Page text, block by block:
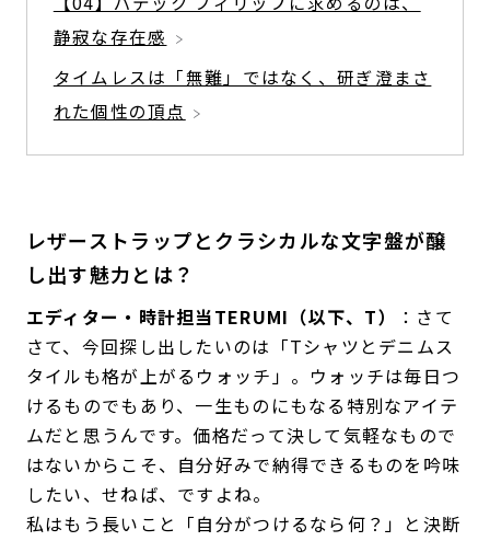
静寂な存在感
タイムレスは「無難」ではなく、研ぎ澄まさ
れた個性の頂点
レザーストラップとクラシカルな文字盤が醸
し出す魅力とは？
エディター・時計担当TERUMI（以下、T）
：さて
さて、今回探し出したいのは「Tシャツとデニムス
タイルも格が上がるウォッチ」。ウォッチは毎日つ
けるものでもあり、一生ものにもなる特別なアイテ
ムだと思うんです。価格だって決して気軽なもので
はないからこそ、自分好みで納得できるものを吟味
したい、せねば、ですよね。
私はもう長いこと「自分がつけるなら何？」と決断